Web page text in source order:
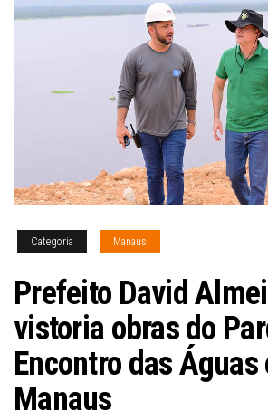
Categoria Manaus
Prefeito David
vistoria obras do
Encontro das Águas
Manaus